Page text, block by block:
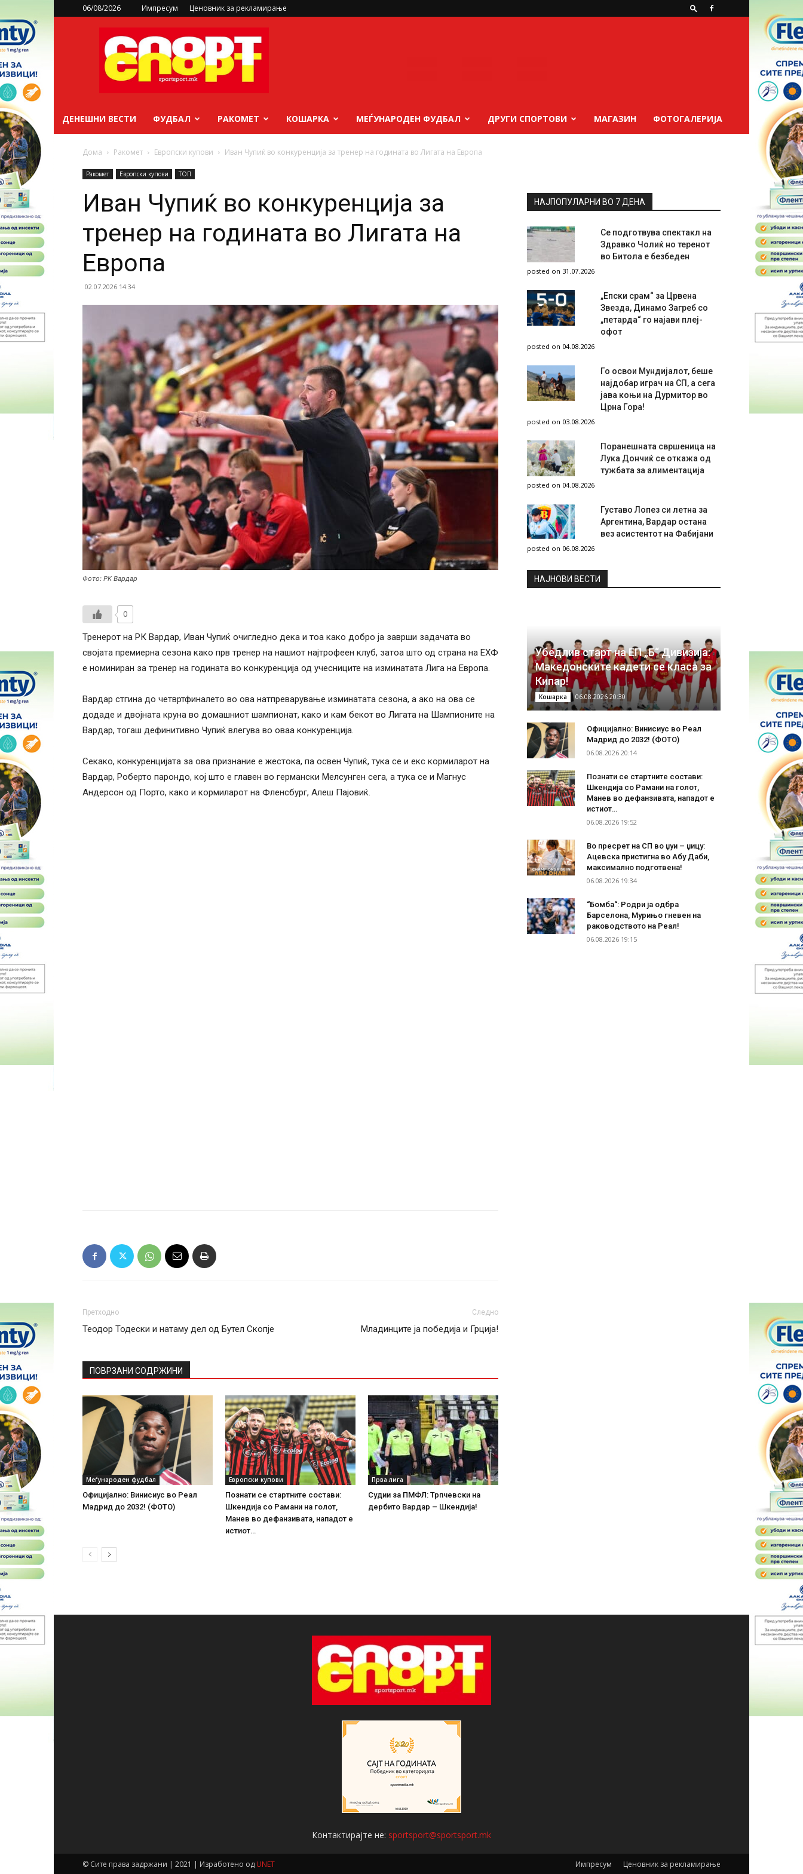
06/08/2026 Импресум Ценовник за рекламирање
sportsport.mk
ДЕНЕШНИ ВЕСТИ ФУДБАЛ РАКОМЕТ КОШАРКА МЕЃУНАРОДЕН ФУДБАЛ ДРУГИ СПОРТОВИ МАГАЗИН ФОТОГАЛЕРИЈА
Дома Ракомет Европски купови Иван Чупиќ во конкуренција за тренер на годината во Лигата на Европа
Ракомет Европски купови ТОП
Иван Чупиќ во конкуренција за
тренер на годината во Лигата на
Европа
02.07.2026 14:34
Фото: РК Вардар
0
Тренерот на РК Вардар, Иван Чупиќ очигледно дека и тоа како добро ја заврши задачата во
својата премиерна сезона како прв тренер на нашиот најтрофеен клуб, затоа што од страна на ЕХФ
е номиниран за тренер на годината во конкуренција од учесниците на изминатата Лига на Европа.
Вардар стгина до четвртфиналето во ова натпреварување изминатата сезона, а ако на ова се
додаде и двојната круна во домашниот шампионат, како и кам бекот во Лигата на Шампионите на
Вардар, тогаш дефинитивно Чупиќ влегува во оваа конкуренција.
Секако, конкуренцијата за ова признание е жестока, па освен Чупиќ, тука се и екс кормиларот на
Вардар, Роберто парондо, кој што е главен во германски Мелсунген сега, а тука се и Магнус
Андерсон од Порто, како и кормиларот на Фленсбург, Алеш Пајовиќ.
Претходно
Теодор Тодески и натаму дел од Бутел Скопје
Следно
Младинците ја победија и Грција!
ПОВРЗАНИ СОДРЖИНИ
Меѓународен фудбал
Официјално: Винисиус во Реал
Мадрид до 2032! (ФОТО)
Европски купови
Познати се стартните состави:
Шкендија со Рамани на голот,
Манев во дефанзивата, нападот е
истиот…
Прва лига
Судии за ПМФЛ: Трпчевски на
дербито Вардар – Шкендија!
НАЈПОПУЛАРНИ ВО 7 ДЕНА
Се подготвува спектакл на
Здравко Чолиќ но теренот
во Битола е безбеден
posted on 31.07.2026
„Епски срам“ за Црвена
Звезда, Динамо Загреб со
„петарда“ го најави плеј-
офот
posted on 04.08.2026
Го освои Мундијалот, беше
најдобар играч на СП, а сега
јава коњи на Дурмитор во
Црна Гора!
posted on 03.08.2026
Поранешната свршеница на
Лука Дончиќ се откажа од
тужбата за алиментација
posted on 04.08.2026
Густаво Лопез си летна за
Аргентина, Вардар остана
вез асистентот на Фабијани
posted on 06.08.2026
НAЈНОВИ ВЕСТИ
Убедлив старт на ЕП „Б“ Дивизија:
Македонските кадети се класа за
Кипар!
Кошарка 06.08.2026 20:30
Официјално: Винисиус во Реал
Мадрид до 2032! (ФОТО)
06.08.2026 20:14
Познати се стартните состави:
Шкендија со Рамани на голот,
Манев во дефанзивата, нападот е
истиот…
06.08.2026 19:52
Во пресрет на СП во џуи – џицу:
Ацевска пристигна во Абу Даби,
максимално подготвена!
06.08.2026 19:34
“Бомба“: Родри ја одбра
Барселона, Мурињо гневен на
раководството на Реал!
06.08.2026 19:15
Контактирајте не: sportsport@sportsport.mk
Импресум Ценовник за рекламирање
© Сите права задржани | 2021 | Изработено од UNET